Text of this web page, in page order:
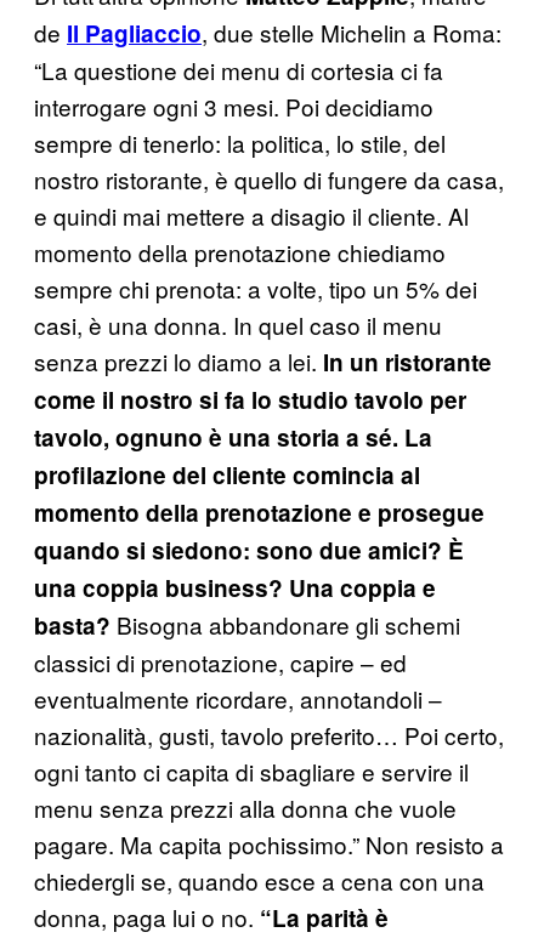
de Il Pagliaccio, due stelle Michelin a Roma:
“La questione dei menu di cortesia ci fa
interrogare ogni 3 mesi. Poi decidiamo
sempre di tenerlo: la politica, lo stile, del
nostro ristorante, è quello di fungere da casa,
e quindi mai mettere a disagio il cliente. Al
momento della prenotazione chiediamo
sempre chi prenota: a volte, tipo un 5% dei
casi, è una donna. In quel caso il menu
senza prezzi lo diamo a lei. In un ristorante
come il nostro si fa lo studio tavolo per
tavolo, ognuno è una storia a sé. La
profilazione del cliente comincia al
momento della prenotazione e prosegue
quando si siedono: sono due amici? È
una coppia business? Una coppia e
basta? Bisogna abbandonare gli schemi
classici di prenotazione, capire – ed
eventualmente ricordare, annotandoli –
nazionalità, gusti, tavolo preferito… Poi certo,
ogni tanto ci capita di sbagliare e servire il
menu senza prezzi alla donna che vuole
pagare. Ma capita pochissimo.” Non resisto a
chiedergli se, quando esce a cena con una
donna, paga lui o no. “La parità è